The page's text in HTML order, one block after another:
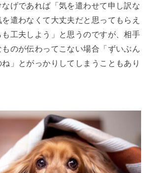
げであれば「気を遣わせて申し訳な
遣わなくて大丈夫だと思ってもらえ
工夫しよう」と思うのですが、相手
のが伝わってこない場合「ずいぶん
」とがっかりしてしまうこともあり